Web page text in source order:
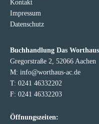
Kontakt
Impressum
Datenschutz
Buchhandlung Das Worthaus
Gregorstraße 2, 52066 Aachen
M: info@worthaus-ac.de
T: 0241 46332202
F: 0241 46332203
Öffnungszeiten: